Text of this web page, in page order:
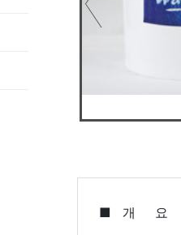
■ 개 요